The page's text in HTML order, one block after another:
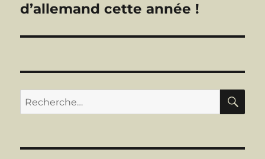
suivante :
d’allemand cette année !
Recherche
pour :